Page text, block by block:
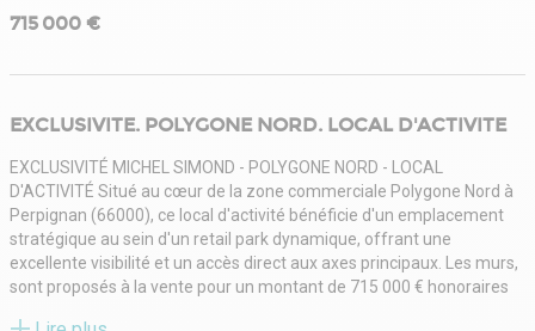
715 000 €
EXCLUSIVITE. POLYGONE NORD. LOCAL D'ACTIVITE
EXCLUSIVITÉ MICHEL SIMOND - POLYGONE NORD - LOCAL
D'ACTIVITÉ Situé au cœur de la zone commerciale Polygone Nord à
Perpignan (66000), ce local d'activité bénéficie d'un emplacement
stratégique au sein d'un retail park dynamique, offrant une
excellente visibilité et un accès direct aux axes principaux. Les murs,
sont proposés à la vente pour un montant de 715 000 € honoraires